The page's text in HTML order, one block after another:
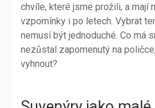
chvíle, které jsme prožili, a mají
vzpomínky i po letech. Vybrat
nemusí být jednoduché. Co má
nezůstal zapomenutý na
vyhnout?